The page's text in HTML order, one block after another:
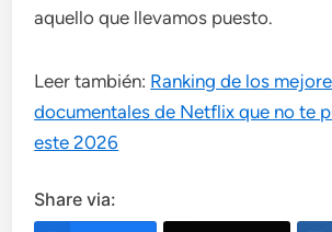
aquello que llevamos puesto.
Leer también: Ranking de los
documentales de Netflix que no te
este 2026
Share via: